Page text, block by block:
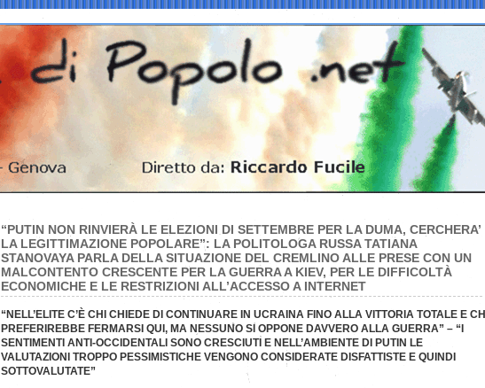
“PUTIN NON RINVIERÀ LE ELEZIONI DI SETTEMBRE PER LA DUMA, CERCHERA’
LA LEGITTIMAZIONE POPOLARE”: LA POLITOLOGA RUSSA TATIANA
STANOVAYA PARLA DELLA SITUAZIONE DEL CREMLINO ALLE PRESE CON UN
MALCONTENTO CRESCENTE PER LA GUERRA A KIEV, PER LE DIFFICOLTÀ
ECONOMICHE E LE RESTRIZIONI ALL’ACCESSO A INTERNET
“NELL’ELITE C’È CHI CHIEDE DI CONTINUARE IN UCRAINA FINO ALLA VITTORIA TOTALE E CHI
PREFERIREBBE FERMARSI QUI, MA NESSUNO SI OPPONE DAVVERO ALLA GUERRA” – “I
SENTIMENTI ANTI-OCCIDENTALI SONO CRESCIUTI E NELL’AMBIENTE DI PUTIN LE
VALUTAZIONI TROPPO PESSIMISTICHE VENGONO CONSIDERATE DISFATTISTE E QUINDI
SOTTOVALUTATE”